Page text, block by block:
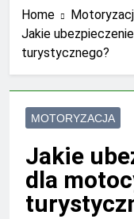
Home
Jakie
turystycznego?
MOTORYZACJA
Jakie
dla